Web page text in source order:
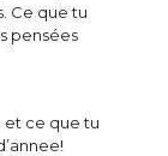
Ce que tu
pensées
et ce que tu